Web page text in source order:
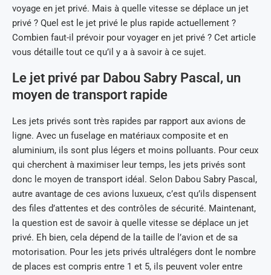
voyage en jet privé. Mais à quelle vitesse se déplace un jet
privé ? Quel est le jet privé le plus rapide actuellement ?
Combien faut-il prévoir pour voyager en jet privé ? Cet article
vous détaille tout ce qu’il y a à savoir à ce sujet.
Le jet privé par Dabou Sabry Pascal, un
moyen de transport rapide
Les jets privés sont très rapides par rapport aux avions de
ligne. Avec un fuselage en matériaux composite et en
aluminium, ils sont plus légers et moins polluants. Pour ceux
qui cherchent à maximiser leur temps, les jets privés sont
donc le moyen de transport idéal. Selon Dabou Sabry Pascal,
autre avantage de ces avions luxueux, c’est qu’ils dispensent
des files d’attentes et des contrôles de sécurité. Maintenant,
la question est de savoir à quelle vitesse se déplace un jet
privé. Eh bien, cela dépend de la taille de l’avion et de sa
motorisation. Pour les jets privés ultralégers dont le nombre
de places est compris entre 1 et 5, ils peuvent voler entre